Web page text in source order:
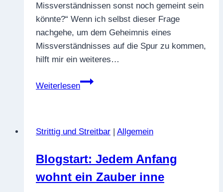
Missverständnissen sonst noch gemeint sein
könnte?“ Wenn ich selbst dieser Frage
nachgehe, um dem Geheimnis eines
Missverständnisses auf die Spur zu kommen,
hilft mir ein weiteres…
Weiterlesen
Verhalten
bedeutet
nun
wieder?
Strittig und Streitbar | Allgemein
Blogstart: Jedem Anfang
wohnt ein Zauber inne